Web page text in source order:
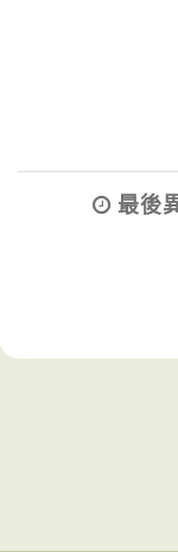
最後